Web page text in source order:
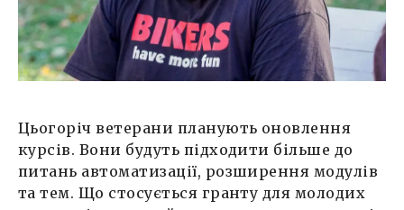
Цьогоріч ветерани планують оновлення
курсів. Вони будуть підходити більше до
питань автоматизації, розширення модулів
та тем. Що стосується гранту для молодих